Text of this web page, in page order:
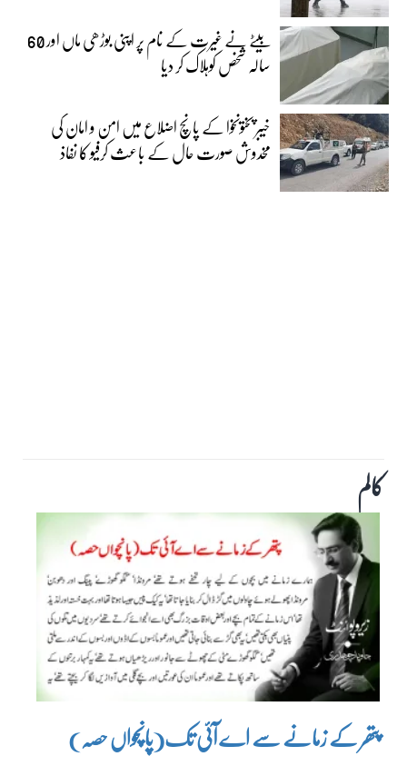
بیٹے نے غیرت کے نام پر اپنی بوڑھی ماں اور 60
سالہ شخص کوہلاک کر دیا
خیبر پختونخوا کے پانچ اضلاع میں امن و امان کی
مخدوش صورت حال کے باعث کرفیو کا نفاذ
کالم
پتھر کے زمانے سے اے آئی تک(پانچواں حصہ)